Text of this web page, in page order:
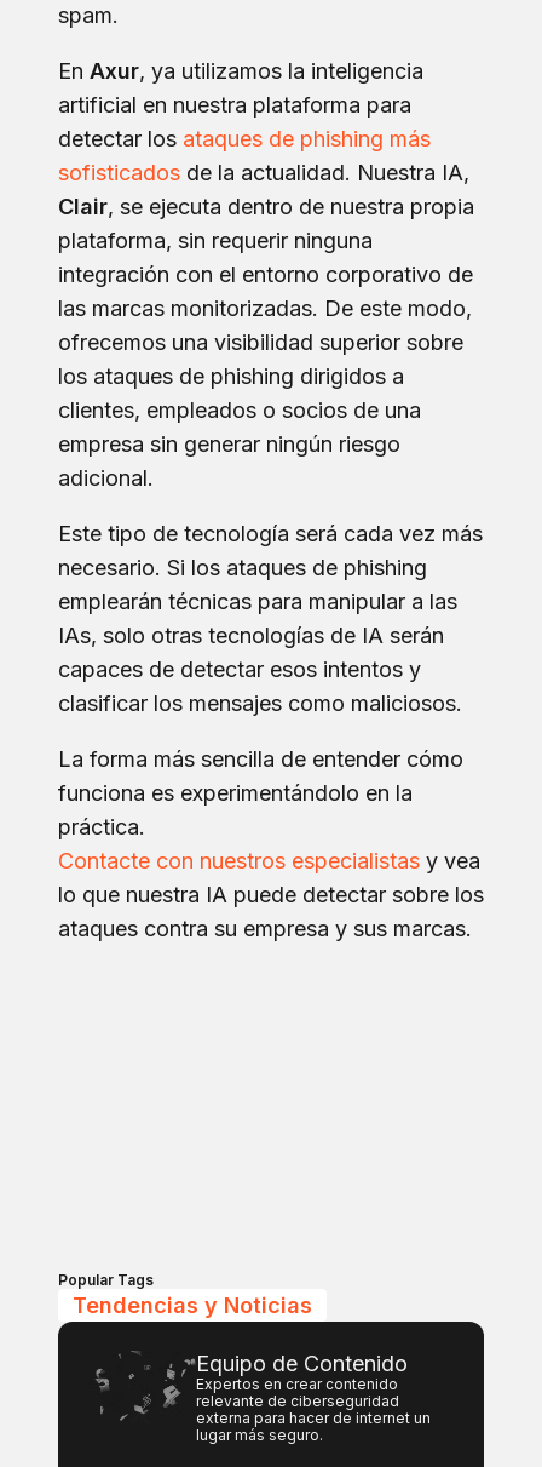
spam.
En Axur, ya utilizamos la inteligencia
artificial en nuestra plataforma para
detectar los ataques de phishing más
sofisticados de la actualidad. Nuestra IA,
Clair, se ejecuta dentro de nuestra propia
plataforma, sin requerir ninguna
integración con el entorno corporativo de
las marcas monitorizadas. De este modo,
ofrecemos una visibilidad superior sobre
los ataques de phishing dirigidos a
clientes, empleados o socios de una
empresa sin generar ningún riesgo
adicional.
Este tipo de tecnología será cada vez más
necesario. Si los ataques de phishing
emplearán técnicas para manipular a las
IAs, solo otras tecnologías de IA serán
capaces de detectar esos intentos y
clasificar los mensajes como maliciosos.
La forma más sencilla de entender cómo
funciona es experimentándolo en la
práctica.
Contacte con nuestros especialistas y vea
lo que nuestra IA puede detectar sobre los
ataques contra su empresa y sus marcas.
Popular Tags
Tendencias y Noticias
Equipo de Contenido
Expertos en crear contenido
relevante de ciberseguridad
externa para hacer de internet un
lugar más seguro.